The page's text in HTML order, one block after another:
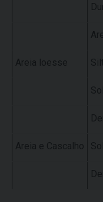
Areia loesse
Areia e Cascalho